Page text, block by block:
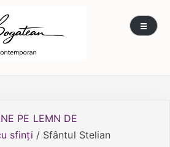
contemporane pe lemn
restaurare artă – Călin
PE LEMN DE
sfinți / Sfântul Stelian